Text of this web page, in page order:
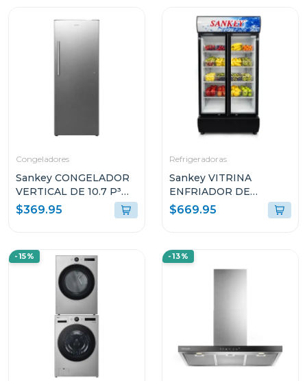
Congeladores
Sankey CONGELADOR
VERTICAL DE 10.7 P³
RFC1301
$369.95
Refrigeradoras
Sankey VITRINA
ENFRIADOR DE
20CUFT RFD20N
$669.95
-15% -13%